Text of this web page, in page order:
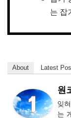
는 잡
About Latest
원
잊
는